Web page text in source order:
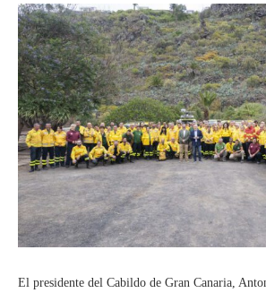
El presidente del Cabildo de Gran Canaria,